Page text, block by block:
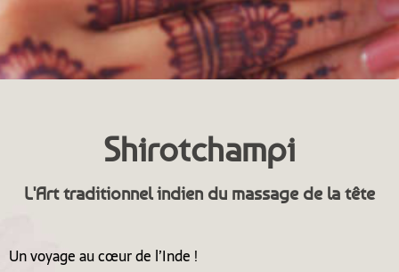
Shirotchampi
L'Art traditionnel indien du massage de la tête
Un voyage au cœur de l’Inde !